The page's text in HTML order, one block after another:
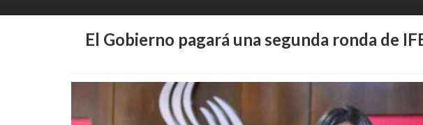
El Gobierno pagará una segunda ronda de